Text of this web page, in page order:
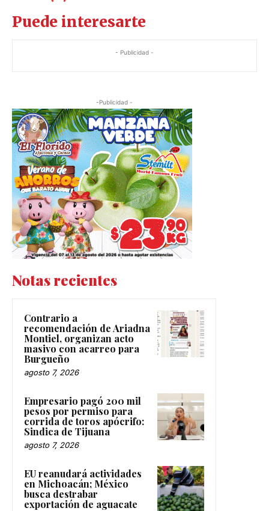
Puede interesarte
- Publicidad -
-Publicidad -
Notas recientes
Contrario a
recomendación de Ariadna
Montiel, organizan acto
masivo con acarreo para
Burgueño
agosto 7, 2026
Empresario pagó 200 mil
pesos por permiso para
corrida de toros apócrifo:
Sindica de Tijuana
agosto 7, 2026
EU reanudará actividades
en Michoacán; México
busca destrabar
exportación de aguacate